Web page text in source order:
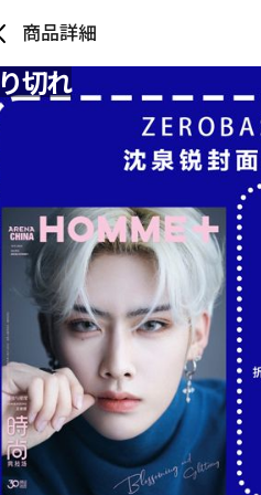
商品詳細
切れ